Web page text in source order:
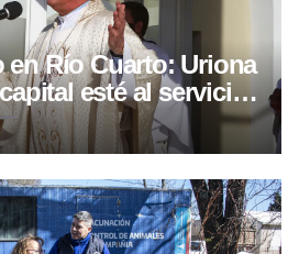
en Río Cuarto: Uriona
esté al servicio